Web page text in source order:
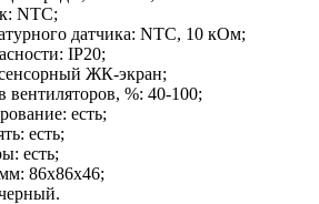
NTC;
датчика: NTC, 10 кОм;
IP20;
ЖК-экран;
вентиляторов, %: 40-100;
есть;
есть;
есть;
86х86х46;